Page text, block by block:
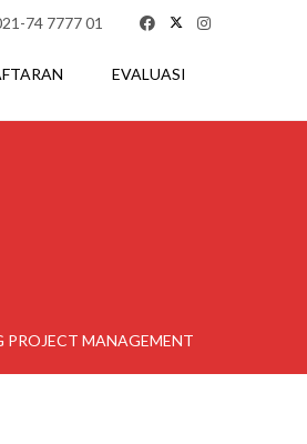
74 7777 01
EVALUASI
PROJECT MANAGEMENT